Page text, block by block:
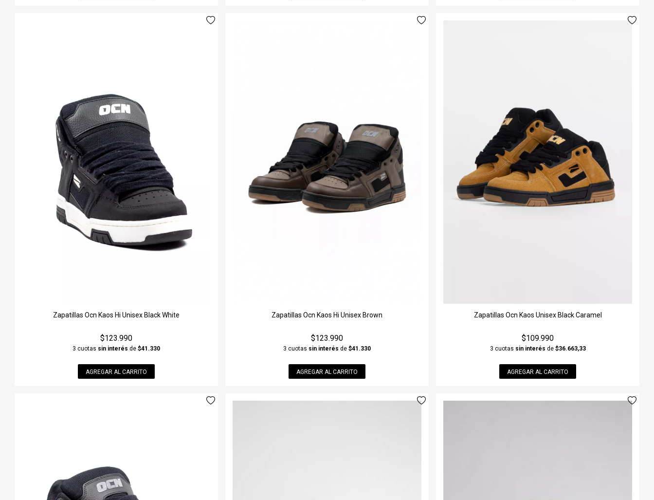
Zapatillas Ocn Kaos Hi Unisex Black White
$123.990
3 cuotas sin interés de $41.330
AGREGAR AL CARRITO
Zapatillas Ocn Kaos Hi Unisex Brown
$123.990
3 cuotas sin interés de $41.330
AGREGAR AL CARRITO
Zapatillas Ocn Kaos Unisex Black Caramel
$109.990
3 cuotas sin interés de $36.663,33
AGREGAR AL CARRITO